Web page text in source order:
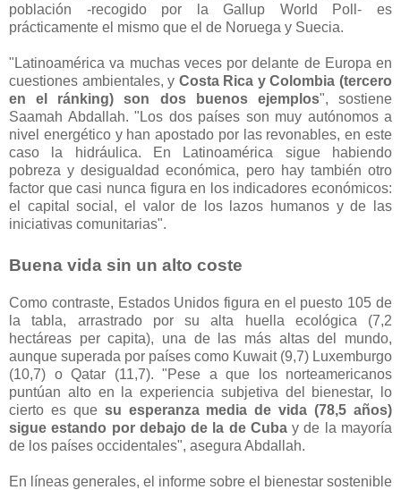
población -recogido por la Gallup World Poll- es
prácticamente el mismo que el de Noruega y Suecia.
"Latinoamérica va muchas veces por delante de Europa en
cuestiones ambientales, y Costa Rica y Colombia (tercero
en el ránking) son dos buenos ejemplos", sostiene
Saamah Abdallah. "Los dos países son muy autónomos a
nivel energético y han apostado por las revonables, en este
caso la hidráulica. En Latinoamérica sigue habiendo
pobreza y desigualdad económica, pero hay también otro
factor que casi nunca figura en los indicadores económicos:
el capital social, el valor de los lazos humanos y de las
iniciativas comunitarias".
Buena vida sin un alto coste
Como contraste, Estados Unidos figura en el puesto 105 de
la tabla, arrastrado por su alta huella ecológica (7,2
hectáreas per capita), una de las más altas del mundo,
aunque superada por países como Kuwait (9,7) Luxemburgo
(10,7) o Qatar (11,7). "Pese a que los norteamericanos
puntúan alto en la experiencia subjetiva del bienestar, lo
cierto es que su esperanza media de vida (78,5 años)
sigue estando por debajo de la de Cubay de la mayoría
de los países occidentales", asegura Abdallah.
En líneas generales, el informe sobre el bienestar sostenible